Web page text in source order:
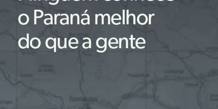
o Paraná melhor
do que a gente